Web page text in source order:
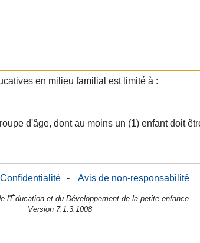
en milieu familial est limité à :
d'âge, dont au moins un (1) enfant doit
Confidentialité - Avis de non-responsabilité
l'Éducation et du Développement de la petite enfance
Version 7.1.3.1008